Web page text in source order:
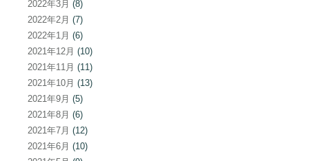
2022年3月 (8)
2022年2月 (7)
2022年1月 (6)
2021年12月 (10)
2021年11月 (11)
2021年10月 (13)
2021年9月 (5)
2021年8月 (6)
2021年7月 (12)
2021年6月 (10)